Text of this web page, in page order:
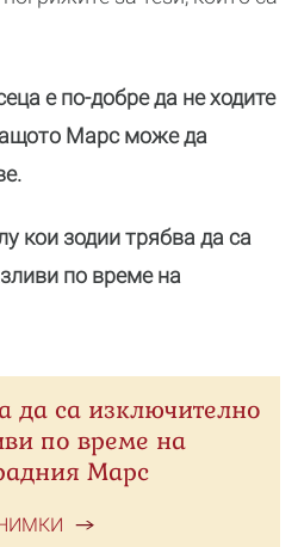
е по-добре да не ходите
Марс може да
кои зодии трябва да са
по време на
да са изключително
по време на
Марс